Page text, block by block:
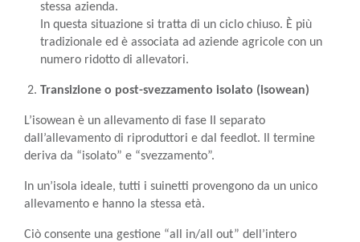
stessa azienda.
In questa situazione si tratta di un ciclo chiuso. È più
tradizionale ed è associata ad aziende agricole con un
numero ridotto di allevatori.
Transizione o post-svezzamento isolato (isowean)
L’isowean è un allevamento di fase II separato
dall’allevamento di riproduttori e dal feedlot. Il termine
deriva da “isolato” e “svezzamento”.
In un’isola ideale, tutti i suinetti provengono da un unico
allevamento e hanno la stessa età.
Ciò consente una gestione “all in/all out” dell’intero